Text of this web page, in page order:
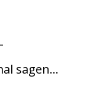
sagen...